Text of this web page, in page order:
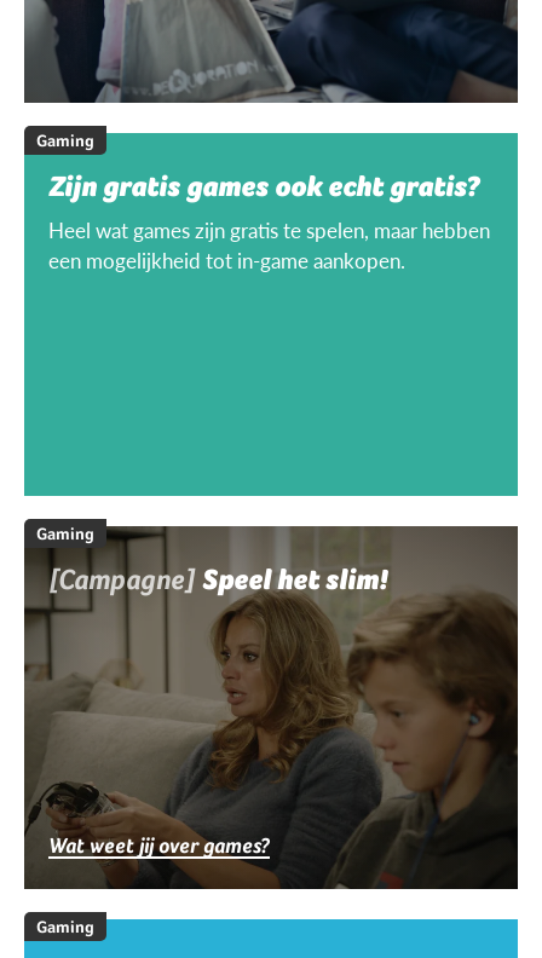
Gaming
Zijn gratis games ook echt gratis?
Heel wat games zijn gratis te spelen, maar hebben
een mogelijkheid tot in-game aankopen.
Gaming
[Campagne]Speel het slim!
Wat weet jij over games?
Gaming